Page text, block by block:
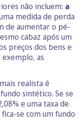
não incluem: a
medida de perda
de aumentar o pé-
cabaz após um
preços dos bens e
exemplo, as
realista é
sintético. Se se
e uma taxa de
se com um fundo